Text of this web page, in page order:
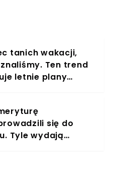
tanich wakacji,
Ten trend
letnie plany
się do
Tyle wydają